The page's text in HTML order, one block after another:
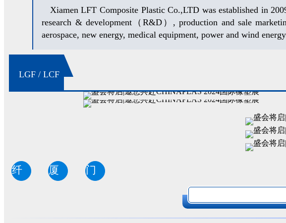
Xiamen LFT Composite Plastic Co.,LTD was established in
research & development（R&D）, production and sale
aerospace, new energy, medical equipment, power and wind
LGF / LCF
纤 厦 门